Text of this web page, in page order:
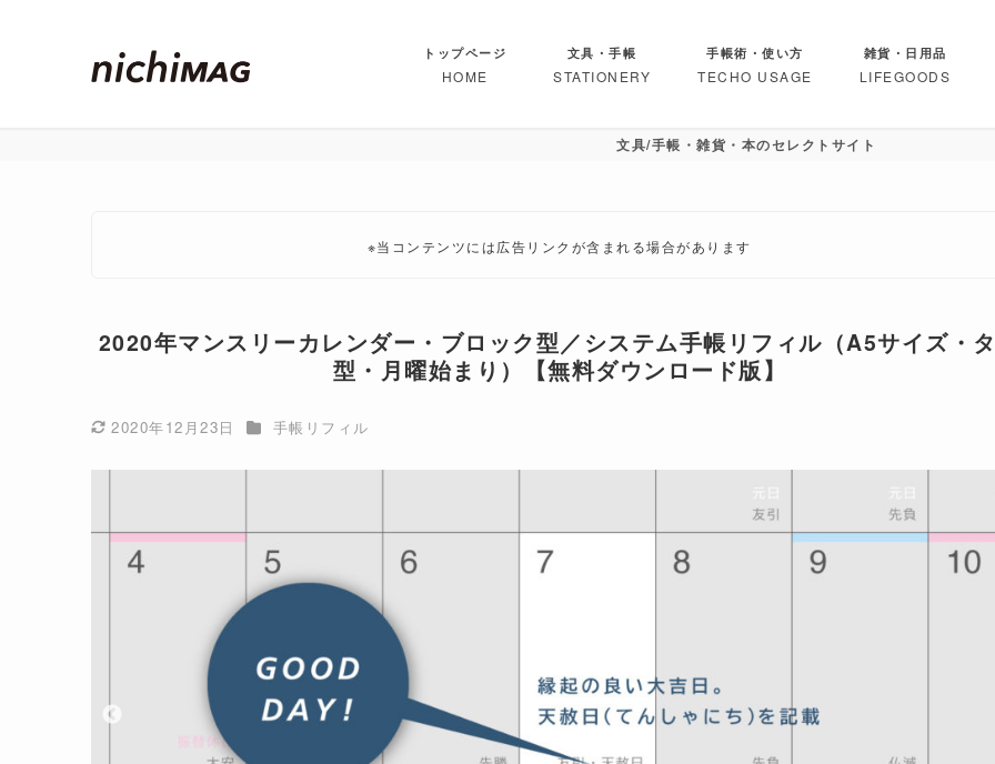
トップページ
HOME
文具・手帳
STATIONERY
手帳術・使い方
TECHO USAGE
雑貨・日用品
LIFEGOODS
文具/手帳・雑貨・本のセレクトサイト
※当コンテンツには広告リンクが含まれる場合があります
2020年マンスリーカレンダー・ブロック型／システム手帳リフィル（A5サイズ・
型・月曜始まり）【無料ダウンロード版】
更新日
2020年12月23日 カテゴリー
手帳リフィル